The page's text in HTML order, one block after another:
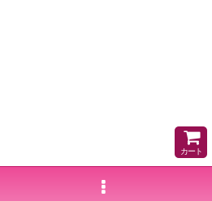
カート